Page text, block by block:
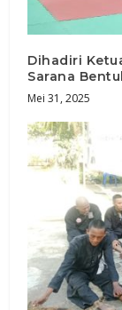
Dihadiri
Sarana
Mei 31, 2025